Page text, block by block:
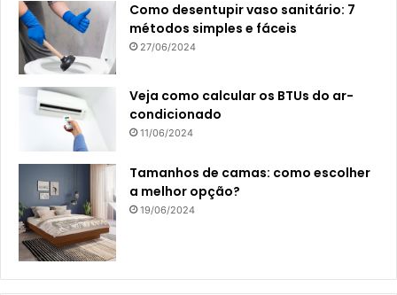
Como desentupir vaso sanitário: 7
métodos simples e fáceis
27/06/2024
Veja como calcular os BTUs do ar-
condicionado
11/06/2024
Tamanhos de camas: como escolher
a melhor opção?
19/06/2024